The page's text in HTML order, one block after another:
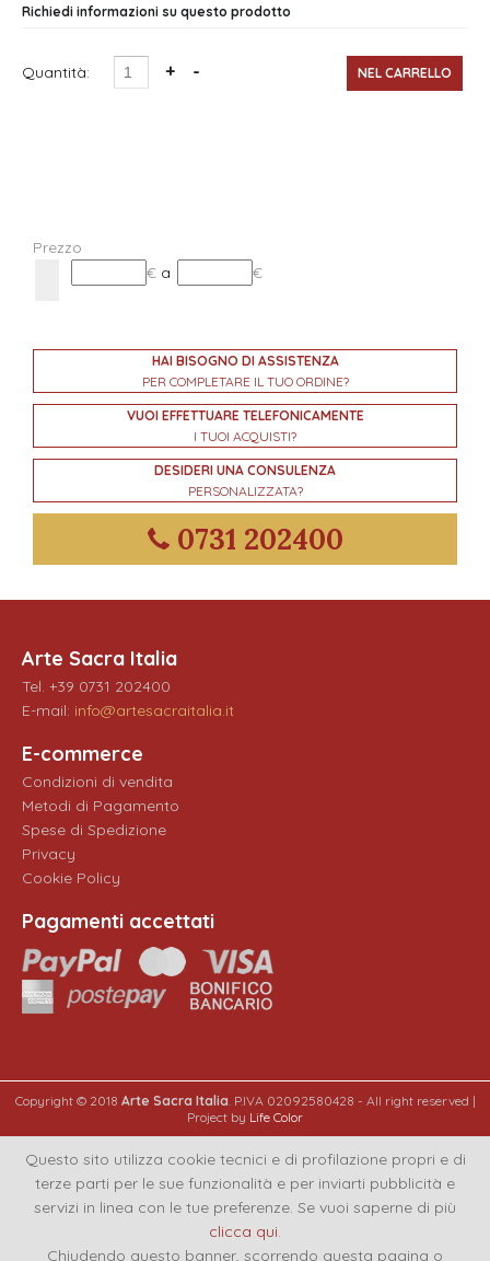
Richiedi informazioni su questo prodotto
Quantità:
Prezzo
€ a €
HAI BISOGNO DI ASSISTENZA
PER COMPLETARE IL TUO ORDINE?
VUOI EFFETTUARE TELEFONICAMENTE
I TUOI ACQUISTI?
DESIDERI UNA CONSULENZA
PERSONALIZZATA?
0731 202400
Arte Sacra Italia
Tel. +39 0731 202400
E-mail: info@artesacraitalia.it
E-commerce
Condizioni di vendita
Metodi di Pagamento
Spese di Spedizione
Privacy
Cookie Policy
Pagamenti accettati
Copyright © 2018 Arte Sacra Italia. P.IVA 02092580428 - All right reserved |
Project by Life Color
Questo sito utilizza cookie tecnici e di profilazione propri e di
terze parti per le sue funzionalità e per inviarti pubblicità e
servizi in linea con le tue preferenze. Se vuoi saperne di più
clicca qui.
Chiudendo questo banner, scorrendo questa pagina o